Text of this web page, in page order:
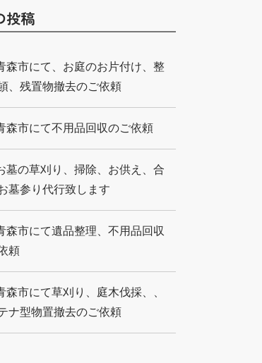
投稿
森市にて、お庭のお片付け、整
、残置物撤去のご依頼
森市にて不用品回収のご依頼
墓の草刈り、掃除、お供え、合
参り代行致します
森市にて遺品整理、不用品回収
頼
森市にて草刈り、庭木伐採、、
ナ型物置撤去のご依頼